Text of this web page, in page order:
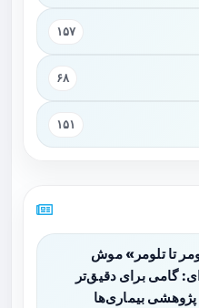
۱۵۷
۶۸
۱۵۱
تا تلومر» موش
گامی برای دقیق‌تر
بیماری‌ها